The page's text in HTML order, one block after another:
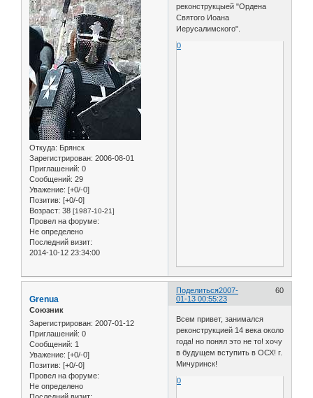
Откуда: Брянск
Зарегистрирован: 2006-08-01
Приглашений: 0
Сообщений: 29
Уважение: [+0/-0]
Позитив: [+0/-0]
Возраст: 38 [1987-10-21]
Провел на форуме:
Не определено
Последний визит:
2014-10-12 23:34:00
реконструкцыей "Ордена
Святого Иоана
Иерусалимского".
0
Поделиться 60
2007-
01-13 00:55:23
Grenua
Союзник
Зарегистрирован: 2007-01-12
Приглашений: 0
Сообщений: 1
Уважение: [+0/-0]
Позитив: [+0/-0]
Провел на форуме:
Не определено
Всем привет, занимался
реконструкцией 14 века около
года! но понял это не то! хочу
в будущем вступить в ОСХ! г.
Мичуринск!
0